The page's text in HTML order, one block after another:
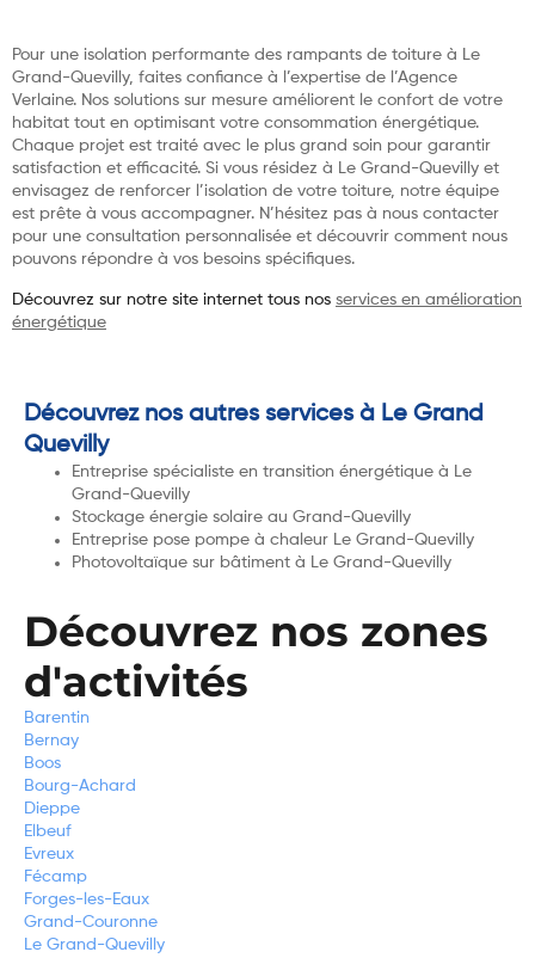
Pour une isolation performante des rampants de toiture à Le
Grand-Quevilly, faites confiance à l’expertise de l’Agence
Verlaine. Nos solutions sur mesure améliorent le confort de votre
habitat tout en optimisant votre consommation énergétique.
Chaque projet est traité avec le plus grand soin pour garantir
satisfaction et efficacité. Si vous résidez à Le Grand-Quevilly et
envisagez de renforcer l’isolation de votre toiture, notre équipe
est prête à vous accompagner. N’hésitez pas à nous contacter
pour une consultation personnalisée et découvrir comment nous
pouvons répondre à vos besoins spécifiques.
Découvrez sur notre site internet tous nos services en amélioration
énergétique
Découvrez nos autres services à Le Grand
Quevilly
Entreprise spécialiste en transition énergétique à Le
Grand-Quevilly
Stockage énergie solaire au Grand-Quevilly
Entreprise pose pompe à chaleur Le Grand-Quevilly
Photovoltaïque sur bâtiment à Le Grand-Quevilly
Découvrez nos zones
d'activités
Barentin
Bernay
Boos
Bourg-Achard
Dieppe
Elbeuf
Evreux
Fécamp
Forges-les-Eaux
Grand-Couronne
Le Grand-Quevilly